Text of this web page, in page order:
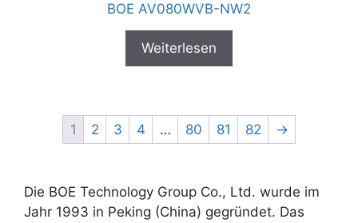
BOE AV080WVB-NW2
Weiterlesen
1 2 3 4 … 80 81 82 →
Die BOE Technology Group Co., Ltd. wurde im
Jahr 1993 in Peking (China) gegründet. Das